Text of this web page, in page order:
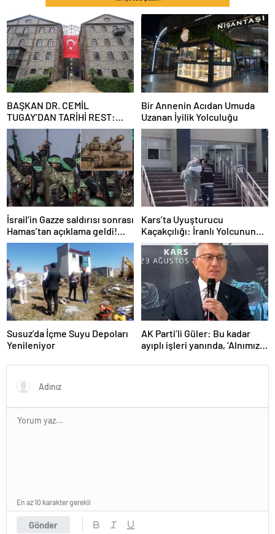
BAŞKAN DR. CEMİL
TUGAY’DAN TARİHİ REST:
“İZMİR’İN MALINA
ÇÖKTÜRMEM, HALKIN
HAKKINI KİMSEYE
YEDİRMEM!”
Bir Annenin Acıdan Umuda
Uzanan İyilik Yolculuğu
İsrail’in Gazze saldırısı sonrası
Hamas’tan açıklama geldi!
ABD’yi işaret ettiler
Kars’ta Uyuşturucu
Kaçakçılığı: İranlı Yolcunun
Makatında 203 Gram
Metamfetamin Bulundu
Susuz’da İçme Suyu Depoları
Yenileniyor
AK Parti’li Güler: Bu kadar
ayıplı işleri yanında, ‘Alnımız
diyor
Gönder
En az 10 karakter gerekli